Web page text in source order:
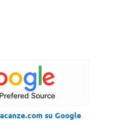
su Google